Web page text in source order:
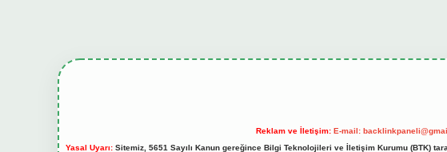
Reklam ve İletişim: E-mail:
Yasal Uyarı:Sitemiz, 5651 Sayılı Kanun gereğince Bilgi Teknolojileri ve İletişim Kurumu (BTK)